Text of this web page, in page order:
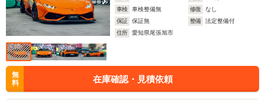
車検
車検整備無 修復
なし
保証
保証無 整備
法定整備付
住所
愛知県尾張旭市
無
料
在庫確認・見積依頼